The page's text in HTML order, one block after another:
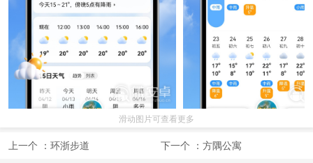
滑动图片可查看更多
上一个 ： 环浙步道 下一个 ： 方隅公寓